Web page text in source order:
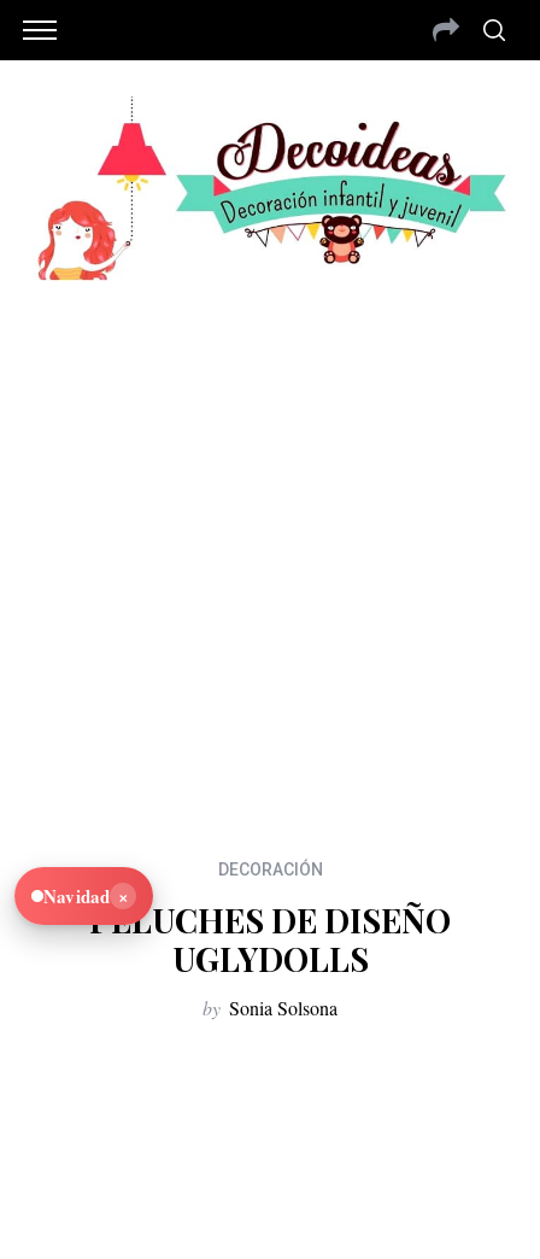
DECORACIÓN
PELUCHES DE DISEÑO
UGLYDOLLS
by Sonia Solsona
Navidad ×